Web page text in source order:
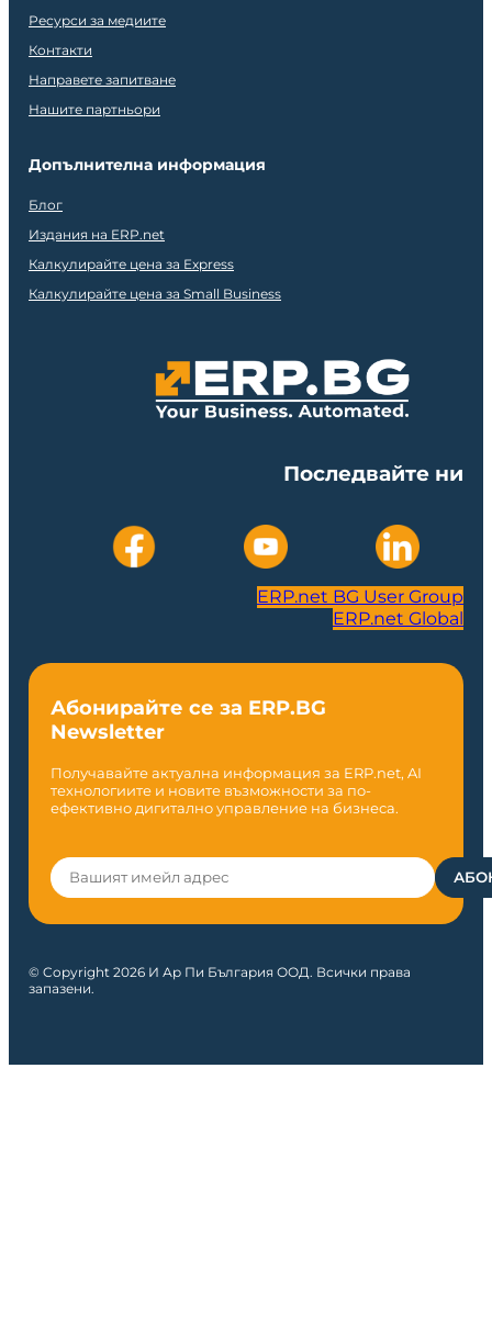
Ресурси за медиите
Контакти
Направете запитване
Нашите партньори
Допълнителна информация
Блог
Издания на ERP.net
Калкулирайте цена за Express
Калкулирайте цена за Small Business
Последвайте ни
ERP.net BG User Group
ERP.net Global
Абонирайте се за ERP.BG
Newsletter
Получавайте актуална информация за ERP.net, AI
технологиите и новите възможности за по-
ефективно дигитално управление на бизнеса.
© Copyright 2026 И Ар Пи България ООД. Всички права
запазени.